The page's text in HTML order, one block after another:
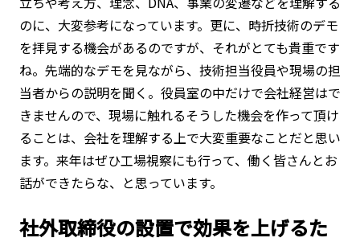
のに、大変参考になっています。更に、時折技術のデモ
を拝見する機会があるのですが、それがとても貴重です
ね。先端的なデモを見ながら、技術担当役員や現場の担
当者からの説明を聞く。役員室の中だけで会社経営はで
きませんので、現場に触れるそうした機会を作って頂け
ることは、会社を理解する上で大変重要なことだと思い
ます。来年はぜひ工場視察にも行って、働く皆さんとお
話ができたらな、と思っています。
社外取締役の設置で効果を上げるた